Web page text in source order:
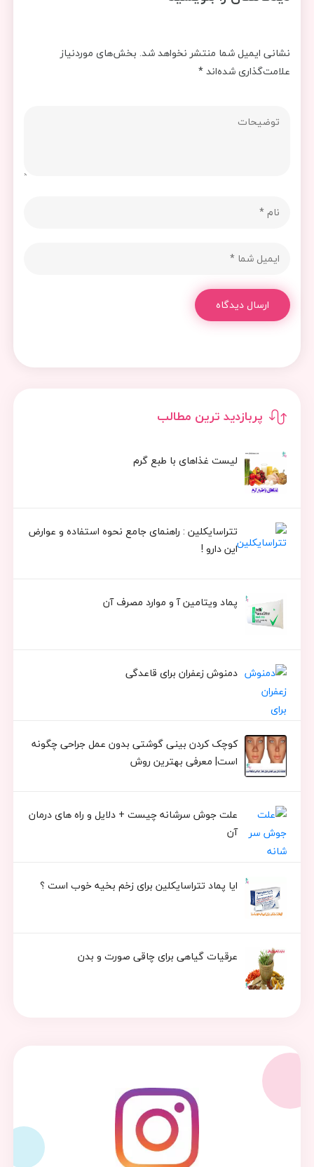
پربازدید ترین مطالب
لیست غذاهای با طبع گرم
تتراسایکلین : راهنمای جامع نحوه استفاده و عوارض
این دارو !
پماد ویتامین آ و موارد مصرف آن
دمنوش زعفران برای قاعدگی
کوچک کردن بینی گوشتی بدون عمل جراحی چگونه
است| معرفی بهترین روش
علت جوش سرشانه چیست + دلایل و راه های درمان
آن
ایا پماد تتراسایکلین برای زخم بخیه خوب است ؟
عرقیات گیاهی برای چاقی صورت و بدن
نشانی ایمیل شما منتشر نخواهد شد. بخش‌های موردنیاز
علامت‌گذاری شده‌اند*
ارسال دیدگاه